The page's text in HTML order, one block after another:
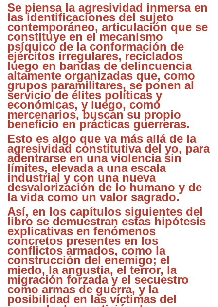
Se piensa la agresividad inmersa en
las identificaciones del sujeto
contemporáneo, articulación que se
constituye en el mecanismo
psíquico de la conformación de
ejércitos irregulares, reciclados
luego en bandas de delincuencia
altamente organizadas que, como
grupos paramilitares, se ponen al
servicio de élites políticas y
económicas, y luego, como
mercenarios, buscan su propio
beneficio en prácticas guerreras.
Esto es algo que va más allá de la
agresividad constitutiva del yo, para
adentrarse en una violencia sin
límites, elevada a una escala
industrial y con una nueva
desvalorización de lo humano y de
la vida como un valor sagrado.
Así, en los capítulos siguientes del
libro se demuestran estas hipótesis
explicativas en fenómenos
concretos presentes en los
conflictos armados, como la
construcción del enemigo; el
miedo, la angustia, el terror, la
migración forzada y el secuestro
como armas de guerra, y la
posibilidad en las víctimas del